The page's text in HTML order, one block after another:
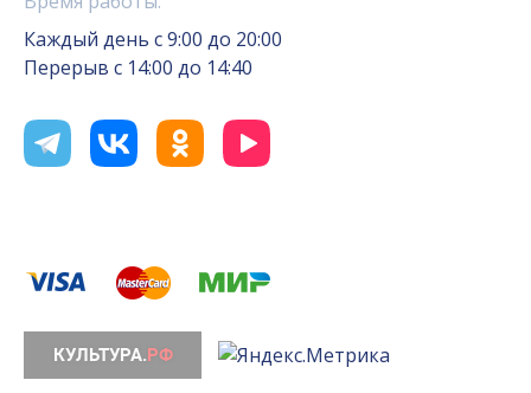
Каждый день с 9:00 до 20:00
Перерыв с 14:00 до 14:40